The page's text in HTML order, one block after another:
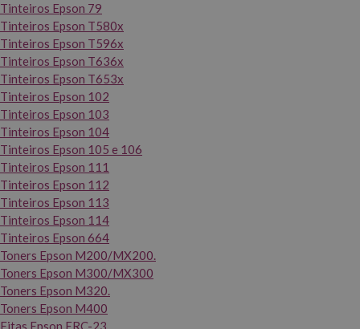
Tinteiros Epson 79
Tinteiros Epson T580x
Tinteiros Epson T596x
Tinteiros Epson T636x
Tinteiros Epson T653x
Tinteiros Epson 102
Tinteiros Epson 103
Tinteiros Epson 104
Tinteiros Epson 105 e 106
Tinteiros Epson 111
Tinteiros Epson 112
Tinteiros Epson 113
Tinteiros Epson 114
Tinteiros Epson 664
Toners Epson M200/MX200.
Toners Epson M300/MX300
Toners Epson M320.
Toners Epson M400
Fitas Epson ERC-23